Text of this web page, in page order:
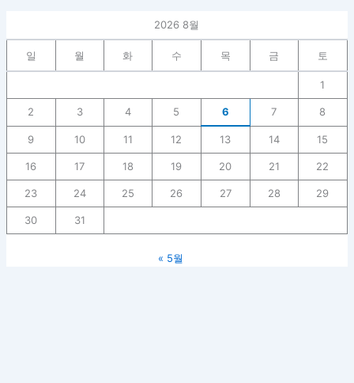
2026 8월
일 월 화 수 목 금 토
1
2 3 4 5 6 7 8
9 10 11 12 13 14 15
16 17 18 19 20 21 22
23 24 25 26 27 28 29
30 31
« 5월